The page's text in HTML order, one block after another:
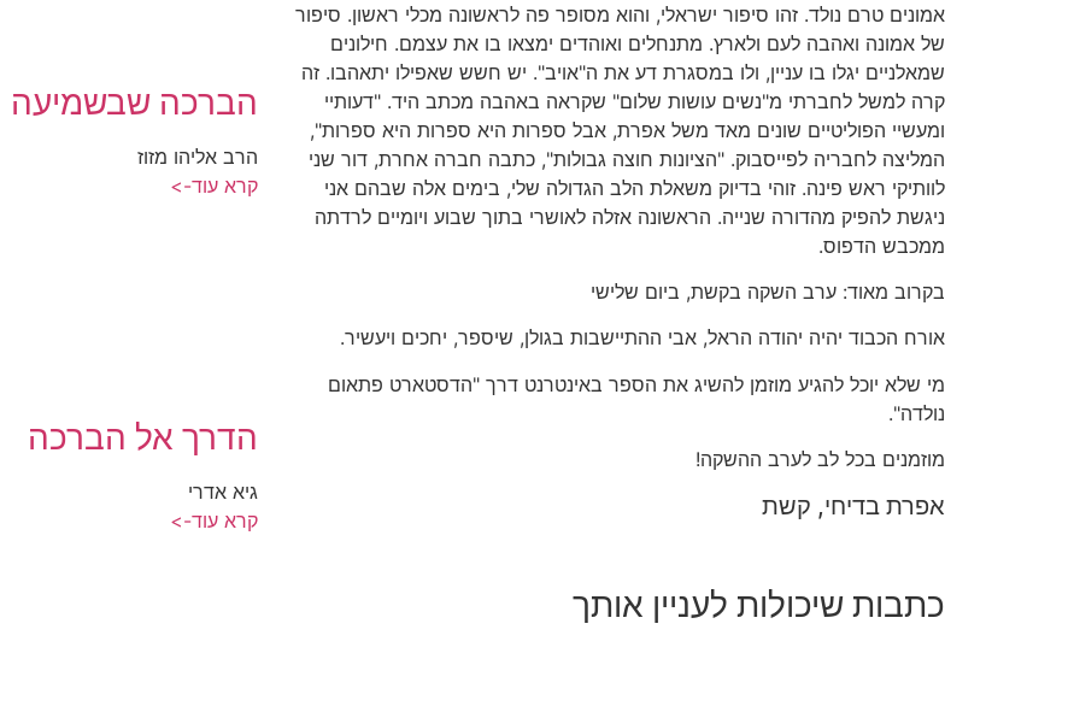
אמונים טרם נולד. זהו סיפור ישראלי, והוא מסופר פה לראשונה מכלי ראשון. סיפור
של אמונה ואהבה לעם ולארץ. מתנחלים ואוהדים ימצאו בו את עצמם. חילונים
שמאלניים יגלו בו עניין, ולו במסגרת דע את ה"אויב". יש חשש שאפילו יתאהבו. זה
קרה למשל לחברתי מ"נשים עושות שלום" שקראה באהבה מכתב היד. "דעותיי
ומעשיי הפוליטיים שונים מאד משל אפרת, אבל ספרות היא ספרות היא ספרות",
המליצה לחבריה לפייסבוק. "הציונות חוצה גבולות", כתבה חברה אחרת, דור שני
לוותיקי ראש פינה. זוהי בדיוק משאלת הלב הגדולה שלי, בימים אלה שבהם אני
ניגשת להפיק מהדורה שנייה. הראשונה אזלה לאושרי בתוך שבוע ויומיים לרדתה
ממכבש הדפוס.
בקרוב מאוד: ערב השקה בקשת, ביום שלישי
אורח הכבוד יהיה יהודה הראל, אבי ההתיישבות בגולן, שיספר, יחכים ויעשיר.
מי שלא יוכל להגיע מוזמן להשיג את הספר באינטרנט דרך "הדסטארט פתאום
נולדה".
מוזמנים בכל לב לערב ההשקה!
אפרת בדיחי, קשת
כתבות שיכולות לעניין אותך
הברכה שבשמיעה
הרב אליהו מזוז
קרא עוד->
הדרך אל הברכה
גיא אדרי
קרא עוד->